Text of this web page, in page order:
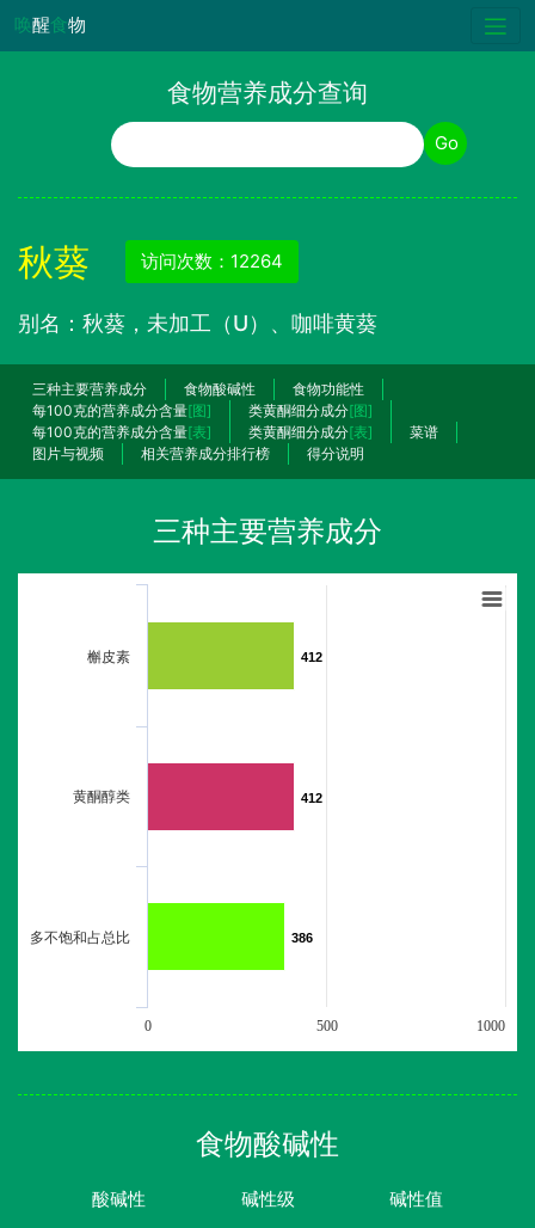
唤醒食物
食物营养成分查询
食物名称 Go
秋葵 访问次数：12264
别名：秋葵，未加工（U）、咖啡黄葵
三种主要营养成分 食物酸碱性
食物功能性
每100克的营养成分含量[图] 类黄酮细分成分[图]
每100克的营养成分含量[表] 类黄酮细分成分[表]
菜谱
图片与视频
相关营养成分排行榜 得分说明
三种主要营养成分
412
412
412
412
386
386
槲皮素
黄酮醇类
多不饱和占总比
0 500 1000
食物酸碱性
酸碱性 碱性级 碱性值